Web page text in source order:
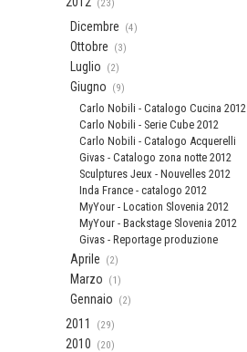
(23)
Dicembre (4)
Ottobre (3)
Luglio (2)
Giugno (9)
Carlo Nobili - Catalogo Cucina 2012
Carlo Nobili - Serie Cube 2012
Carlo Nobili - Catalogo Acquerelli
Givas - Catalogo zona notte 2012
Sculptures Jeux - Nouvelles 2012
Inda France - catalogo 2012
MyYour - Location Slovenia 2012
MyYour - Backstage Slovenia 2012
Givas - Reportage produzione
Aprile (2)
Marzo (1)
Gennaio (2)
2011 (29)
2010 (20)